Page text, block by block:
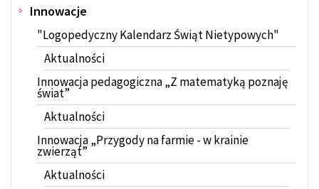
Innowacje
"Logopedyczny Kalendarz Świąt Nietypowych"
Aktualności
Innowacja pedagogiczna „Z matematyką poznaję
świat”
Aktualności
Innowacja „Przygody na farmie - w krainie
zwierząt”
Aktualności